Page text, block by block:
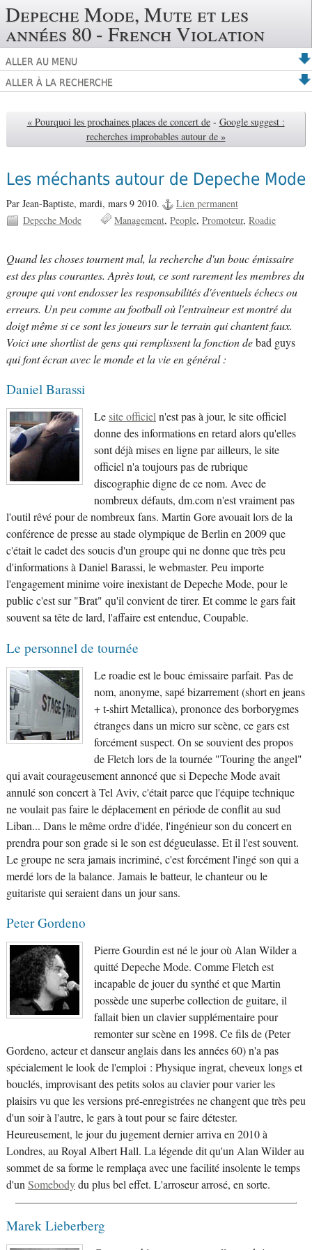
Depeche Mode, Mute et les
années 80 - French Violation
ALLER AU MENU
ALLER À LA RECHERCHE
« Pourquoi les prochaines places de concert de - Google suggest :
recherches improbables autour de »
Les méchants autour de Depeche Mode
Par Jean-Baptiste, mardi, mars 9 2010.
Lien permanent
Depeche Mode
Management People Promoteur Roadie
Quand les choses tournent mal, la recherche d'un bouc émissaire
est des plus courantes. Après tout, ce sont rarement les membres du
groupe qui vont endosser les responsabilités d'éventuels échecs ou
erreurs. Un peu comme au football où l'entraineur est montré du
doigt même si ce sont les joueurs sur le terrain qui chantent faux.
Voici une shortlist de gens qui remplissent la fonction debad guys
qui font écran avec le monde et la vie en général :
Daniel Barassi
Lesite officieln'est pas à jour, le site officiel
donne des informations en retard alors qu'elles
sont déjà mises en ligne par ailleurs, le site
officiel n'a toujours pas de rubrique
discographie digne de ce nom. Avec de
nombreux défauts, dm.com n'est vraiment pas
l'outil rêvé pour de nombreux fans. Martin Gore avouait lors de la
conférence de presse au stade olympique de Berlin en 2009 que
c'était le cadet des soucis d'un groupe qui ne donne que très peu
d'informations à Daniel Barassi, le webmaster. Peu importe
l'engagement minime voire inexistant de Depeche Mode, pour le
public c'est sur "Brat" qu'il convient de tirer. Et comme le gars fait
souvent sa tête de lard, l'affaire est entendue, Coupable.
Le personnel de tournée
Le roadie est le bouc émissaire parfait. Pas de
nom, anonyme, sapé bizarrement (short en jeans
+ t-shirt Metallica), prononce des borborygmes
étranges dans un micro sur scène, ce gars est
forcément suspect. On se souvient des propos
de Fletch lors de la tournée "Touring the angel"
qui avait courageusement annoncé que si Depeche Mode avait
annulé son concert à Tel Aviv, c'était parce que l'équipe technique
ne voulait pas faire le déplacement en période de conflit au sud
Liban... Dans le même ordre d'idée, l'ingénieur son du concert en
prendra pour son grade si le son est dégueulasse. Et il l'est souvent.
Le groupe ne sera jamais incriminé, c'est forcément l'ingé son qui a
merdé lors de la balance. Jamais le batteur, le chanteur ou le
guitariste qui seraient dans un jour sans.
Peter Gordeno
Pierre Gourdin est né le jour où Alan Wilder a
quitté Depeche Mode. Comme Fletch est
incapable de jouer du synthé et que Martin
possède une superbe collection de guitare, il
fallait bien un clavier supplémentaire pour
remonter sur scène en 1998. Ce fils de (Peter
Gordeno, acteur et danseur anglais dans les années 60) n'a pas
spécialement le look de l'emploi : Physique ingrat, cheveux longs et
bouclés, improvisant des petits solos au clavier pour varier les
plaisirs vu que les versions pré-enregistrées ne changent que très peu
d'un soir à l'autre, le gars à tout pour se faire détester.
Heureusement, le jour du jugement dernier arriva en 2010 à
Londres, au Royal Albert Hall. La légende dit qu'un Alan Wilder au
sommet de sa forme le remplaça avec une facilité insolente le temps
d'unSomebodydu plus bel effet. L'arroseur arrosé, en sorte.
Marek Lieberberg